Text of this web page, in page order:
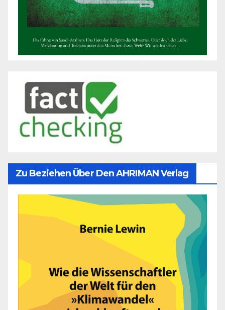
Zu Beziehen Über Den AHRIMAN Verlag